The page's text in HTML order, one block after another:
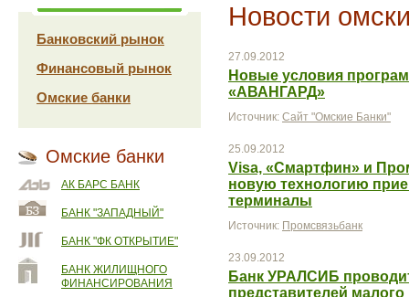
Банковский рынок
Финансовый рынок
Омские банки
Омские банки
АК БАРС БАНК
БАНК "ЗАПАДНЫЙ"
БАНК "ФК ОТКРЫТИЕ"
БАНК ЖИЛИЩНОГО
ФИНАНСИРОВАНИЯ
Новости
27.09.2012
Новые условия
«АВАНГАРД»
Источник: Сайт "Омские Банки"
25.09.2012
Visa, «Cмартфин» и
новую технологию
терминалы
Источник: Промсвязьбанк
23.09.2012
Банк УРАЛСИБ
представителей